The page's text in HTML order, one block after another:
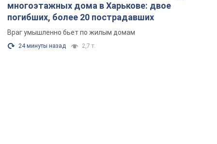
многоэтажных дома в Харькове: двое
погибших, более 20 пострадавших
Враг умышленно бьет по жилым домам
24 минуты назад 2,7 т.